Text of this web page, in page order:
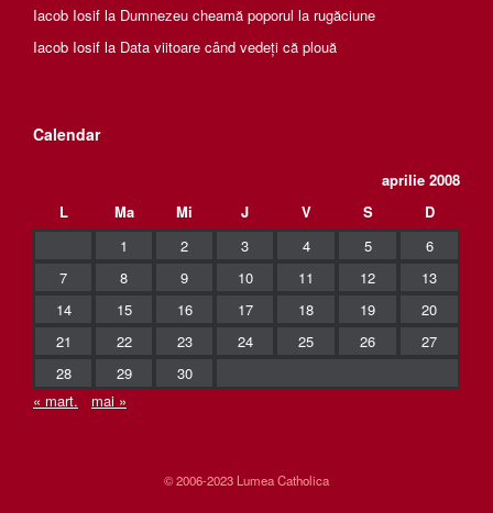
Iacob Iosif la Dumnezeu cheamă poporul la rugăciune
Iacob Iosif la Data viitoare când vedeți că plouă
Calendar
aprilie 2008
L
Ma Mi J V S
D
1
2 3 4 5
6
7
8 9 10 11 12
13
14
15 16 17 18 19
20
21
22 23 24 25 26
27
28
29
30
« mart.
mai »
© 2006-2023 Lumea Catholica